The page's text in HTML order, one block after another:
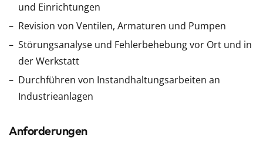
und Einrichtungen
Revision von Ventilen, Armaturen und Pumpen
Störungsanalyse und Fehlerbehebung vor Ort und in
der Werkstatt
Durchführen von Instandhaltungsarbeiten an
Industrieanlagen
Anforderungen